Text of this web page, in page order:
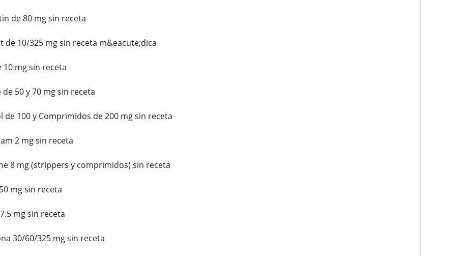
de 80 mg sin receta
de 10/325 mg sin receta m&eacute;dica
mg sin receta
50 y 70 mg sin receta
de 100 y Comprimidos de 200 mg sin receta
2 mg sin receta
8 mg (strippers y comprimidos) sin receta
mg sin receta
mg sin receta
30/60/325 mg sin receta